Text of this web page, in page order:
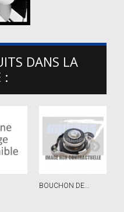
DANS LA
:
BOUCHON DE...